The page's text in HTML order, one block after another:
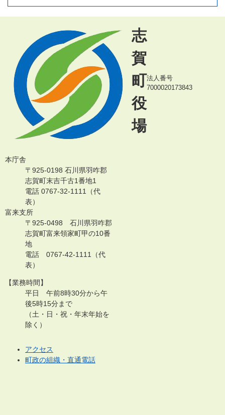
志
賀
町
役
場
法人番号
7000020173843
本庁舎
〒925-0198 石川県羽咋郡
志賀町末吉千古1番地1
電話 0767-32-1111（代
表）
富来支所
〒925-0498 石川県羽咋郡
志賀町富来領家町甲の10番
地
電話 0767-42-1111（代
表）
【業務時間】
平日 午前8時30分から午
後5時15分まで
（土・日・祝・年末年始を
除く）
アクセス
町政の組織・直通電話